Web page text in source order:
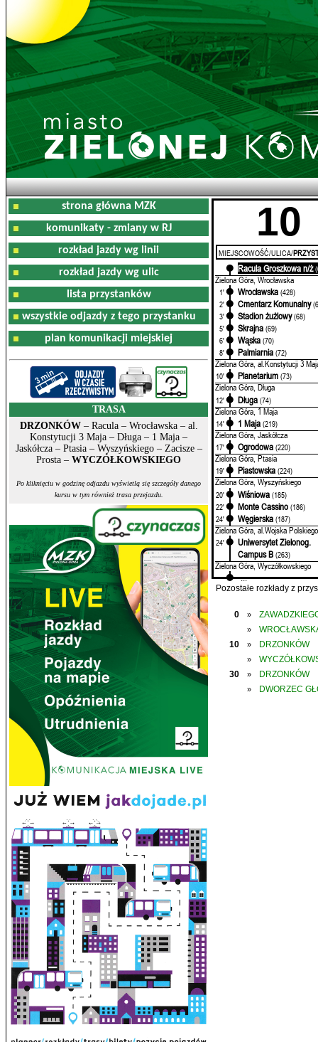
strona główna MZK
komunikaty - zmiany w RJ
rozkład jazdy wg linii
rozkład jazdy wg ulic
lista przystanków
wszystkie odjazdy z tego przystanku
plan komunikacji miejskiej
TRASA
DRZONKÓW– Racula – Wrocławska – al.
Konstytucji 3 Maja – Długa – 1 Maja –
Jaskółcza – Ptasia – Wyszyńskiego – Zacisze –
Prosta – WYCZÓŁKOWSKIEGO
Po kliknięciu w godzinę odjazdu wyświetlą się szczegóły danego
kursu w tym również trasa przejazdu.
10
MIEJSCOWOŚĆ/ULICA/
Racula Groszkowa n/ż
Zielona Góra, Wrocławska
1' Wrocławska (428)
2'
Cmentarz Komunalny
3'
Stadion żużlowy (68)
5'
Skrajna (69)
6'
Wąska (70)
8'
Palmiarnia (72)
Zielona Góra, al.Konstytucji 3
10' Planetarium (73)
Zielona Góra, Długa
12' Długa (74)
Zielona Góra, 1 Maja
14' 1 Maja (219)
Zielona Góra, Jaskółcza
17' Ogrodowa (220)
Zielona Góra, Ptasia
19' Piastowska (224)
Zielona Góra, Wyszyńskiego
20' Wiśniowa (185)
22'
Monte Cassino (186)
24'
Węgierska (187)
Zielona Góra, al.Wojska Polskiego
24'
Uniwersytet Zielonog.
Campus B (263)
Zielona Góra, Wyczółkowskiego
...
Pozostałe rozkłady z
0 »
»
10
» DRZONKÓW
»
30
» DRZONKÓW
» DWORZEC